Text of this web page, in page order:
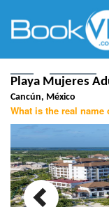
Playa Mujeres
Cancún, México
What is the real name